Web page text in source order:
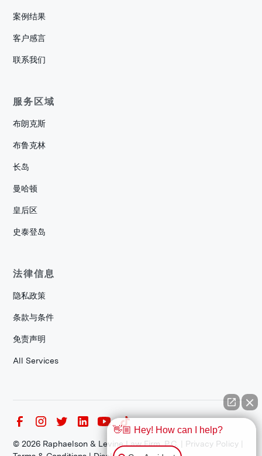
案例结果
客户感言
联系我们
服务区域
布朗克斯
布鲁克林
长岛
曼哈顿
皇后区
史泰登岛
法律信息
隐私政策
条款与条件
免责声明
All Services
©2026 Raphaelson & Levine Law Firm, P.C. | Privacy Policy
👋🏼 Hey! How can I help?